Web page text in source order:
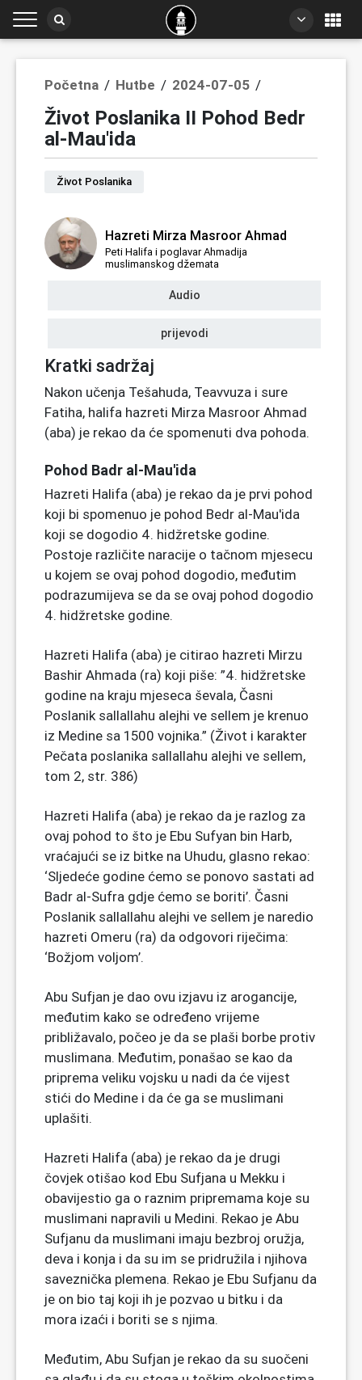
Početna / Hutbe / 2024-07-05 /
Život Poslanika II Pohod Bedr
al-Mau'ida
Život Poslanika
Hazreti Mirza Masroor Ahmad
Peti Halifa i poglavar Ahmadija
muslimanskog džemata
Audio
prijevodi
Kratki sadržaj
Nakon učenja Tešahuda, Teavvuza i sure
Fatiha, halifa hazreti Mirza Masroor Ahmad
(aba) je rekao da će spomenuti dva pohoda.
Pohod Badr al-Mau'ida
Hazreti Halifa (aba) je rekao da je prvi pohod
koji bi spomenuo je pohod Bedr al-Mau'ida
koji se dogodio 4. hidžretske godine.
Postoje različite naracije o tačnom mjesecu
u kojem se ovaj pohod dogodio, međutim
podrazumijeva se da se ovaj pohod dogodio
4. hidžretske godine.
Hazreti Halifa (aba) je citirao hazreti Mirzu
Bashir Ahmada (ra) koji piše: ”4. hidžretske
godine na kraju mjeseca ševala, Časni
Poslanik sallallahu alejhi ve sellem je krenuo
iz Medine sa 1500 vojnika.” (Život i karakter
Pečata poslanika sallallahu alejhi ve sellem,
tom 2, str. 386)
Hazreti Halifa (aba) je rekao da je razlog za
ovaj pohod to što je Ebu Sufyan bin Harb,
vraćajući se iz bitke na Uhudu, glasno rekao:
‘Sljedeće godine ćemo se ponovo sastati ad
Badr al-Sufra gdje ćemo se boriti’. Časni
Poslanik sallallahu alejhi ve sellem je naredio
hazreti Omeru (ra) da odgovori riječima:
‘Božjom voljom’.
Abu Sufjan je dao ovu izjavu iz arogancije,
međutim kako se određeno vrijeme
približavalo, počeo je da se plaši borbe protiv
muslimana. Međutim, ponašao se kao da
priprema veliku vojsku u nadi da će vijest
stići do Medine i da će ga se muslimani
uplašiti.
Hazreti Halifa (aba) je rekao da je drugi
čovjek otišao kod Ebu Sufjana u Mekku i
obavijestio ga o raznim pripremama koje su
muslimani napravili u Medini. Rekao je Abu
Sufjanu da muslimani imaju bezbroj oružja,
deva i konja i da su im se pridružila i njihova
saveznička plemena. Rekao je Ebu Sufjanu da
je on bio taj koji ih je pozvao u bitku i da
mora izaći i boriti se s njima.
Međutim, Abu Sufjan je rekao da su suočeni